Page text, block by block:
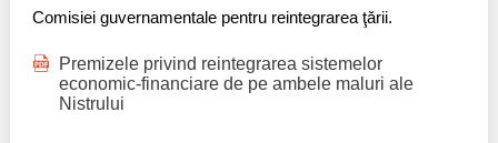
Comisiei guvernamentale pentru reintegrarea ţării.
Premizele privind reintegrarea sistemelor
economic-financiare de pe ambele maluri ale
Nistrului